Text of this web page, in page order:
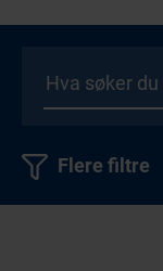
Flere filtre